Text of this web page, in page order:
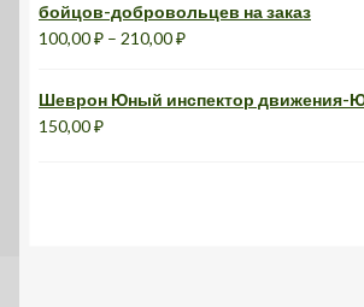
300,00 ₽
бойцов-добровольцев на заказ
100,00₽ – 210,00₽Диапазон
Шеврон Юный инспектор движения-
150,00₽